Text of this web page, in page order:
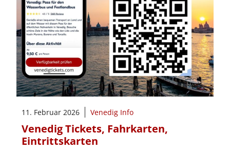
11. Februar 2026 Venedig Info
Venedig Tickets, Fahrkarten,
Eintrittskarten